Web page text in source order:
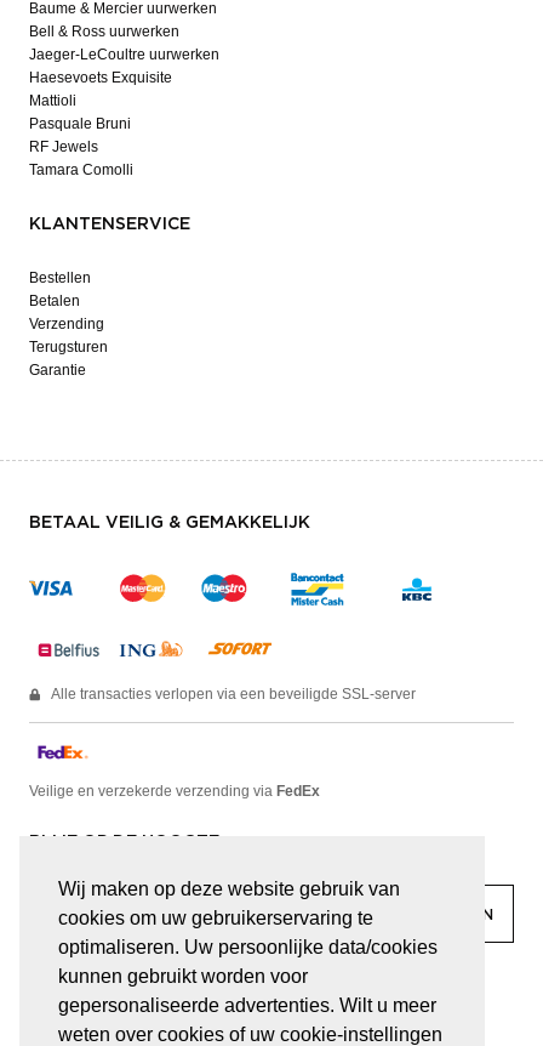
Wij maken op deze website gebruik van
cookies om uw gebruikerservaring te
optimaliseren. Uw persoonlijke data/cookies
kunnen gebruikt worden voor
gepersonaliseerde advertenties. Wilt u meer
weten over cookies of uw cookie-instellingen
Baume & Mercier uurwerken
Bell & Ross uurwerken
Jaeger-LeCoultre uurwerken
Haesevoets Exquisite
Mattioli
Pasquale Bruni
RF Jewels
Tamara Comolli
KLANTENSERVICE
Bestellen
Betalen
Verzending
Terugsturen
Garantie
BETAAL VEILIG & GEMAKKELIJK
Alle transacties verlopen via een beveiligde SSL-server
Veilige en verzekerde verzending via FedEx
BLIJF OP DE HOOGTE
facebook linkedin